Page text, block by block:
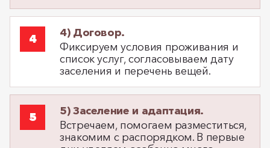
4) Договор.
Фиксируем условия проживания и
список услуг, согласовываем дату
заселения и перечень вещей.
5) Заселение и адаптация.
Встречаем, помогаем разместиться,
знакомим с распорядком. В первые